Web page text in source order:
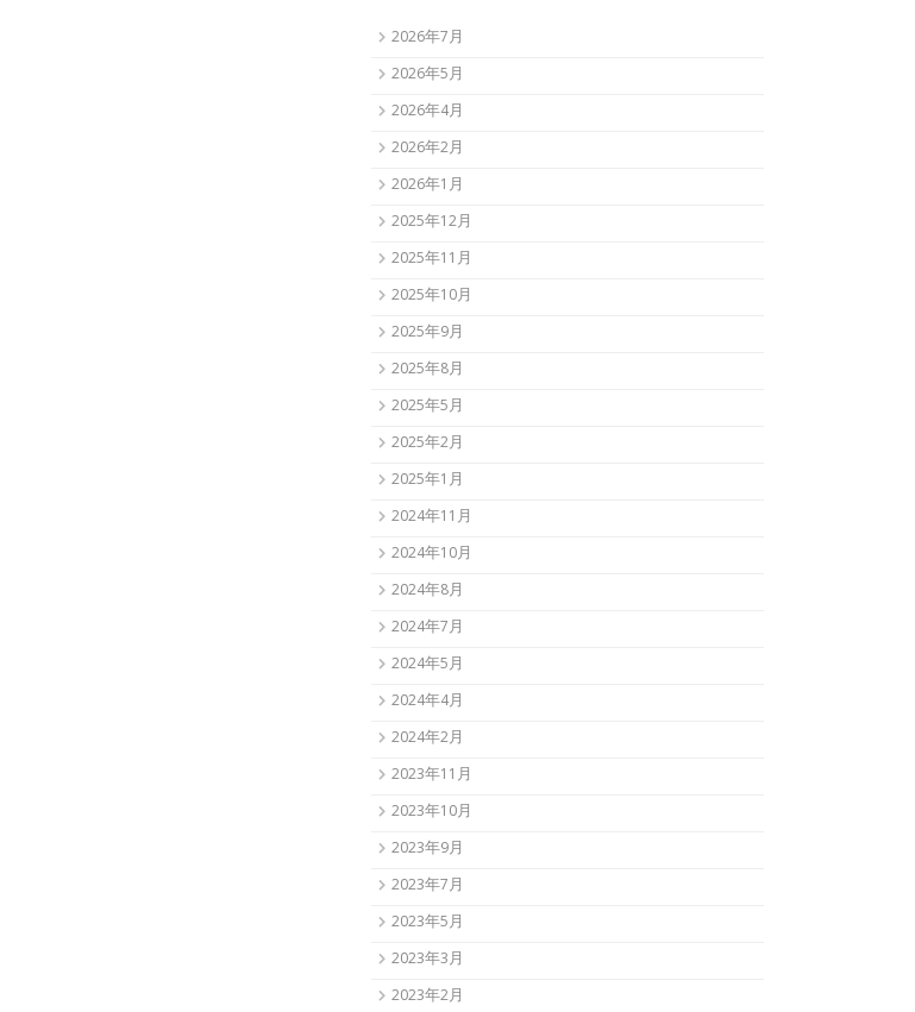
2026年7月
2026年5月
2026年4月
2026年2月
2026年1月
2025年12月
2025年11月
2025年10月
2025年9月
2025年8月
2025年5月
2025年2月
2025年1月
2024年11月
2024年10月
2024年8月
2024年7月
2024年5月
2024年4月
2024年2月
2023年11月
2023年10月
2023年9月
2023年7月
2023年5月
2023年3月
2023年2月